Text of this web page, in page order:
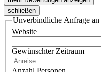
schließen
Unverbindliche Anfrage an
Website
Gewünschter Zeitraum